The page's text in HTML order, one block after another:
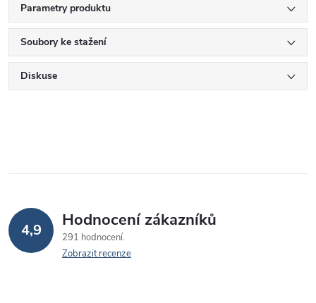
Parametry produktu
Soubory ke stažení
Diskuse
4,9 Hodnocení zákazníků
291 hodnocení
Zobrazit recenze